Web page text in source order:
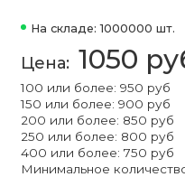
На складе: 1000000 шт.
1050
100 или более: 950 руб
150 или более: 900 руб
200 или более: 850 руб
250 или более: 800 руб
400 или более: 750 руб
Минимальное